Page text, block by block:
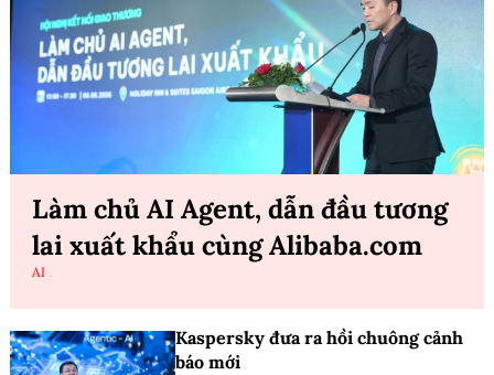
Làm chủ AI Agent, dẫn đầu tương
lai xuất khẩu cùng Alibaba.com
AI
Kaspersky đưa ra hồi chuông cảnh
báo mới